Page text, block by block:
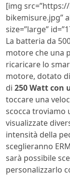
[img
bikemisure.jpg”
size=”large”
La batteria da
motore che una
ricaricare lo
motore, dotato
di 250 Watt con
toccare una
scocca troviamo
visualizzate
intensità della
sceglieranno
sarà possibile
personalizzarlo